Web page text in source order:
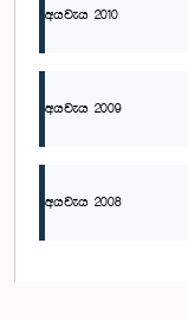
අයවැය 2010
අයවැය 2009
අයවැය 2008